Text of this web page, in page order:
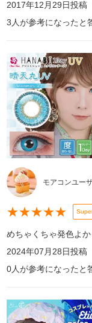
2017年12月29日投稿
3 人が参考になったと
モアコンユー
★★★★★
めちゃくちゃ発色よか
2024年07月28日投稿
0人が参考になったと